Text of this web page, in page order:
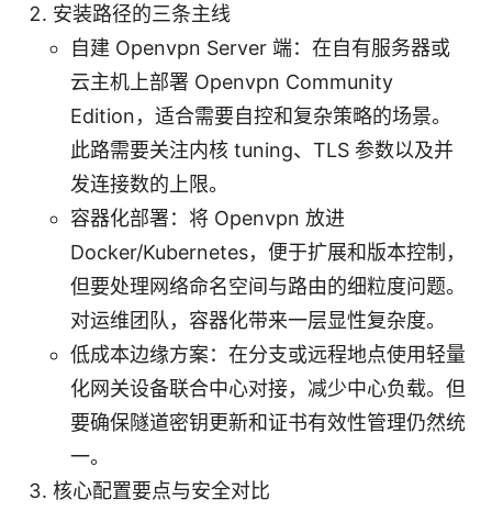
安装路径的三条主线
自建 Openvpn Server 端：在自有服务器或
云主机上部署 Openvpn Community
Edition，适合需要自控和复杂策略的场景。
此路需要关注内核 tuning、TLS 参数以及并
发连接数的上限。
容器化部署：将 Openvpn 放进
Docker/Kubernetes，便于扩展和版本控制，
但要处理网络命名空间与路由的细粒度问题。
对运维团队，容器化带来一层显性复杂度。
低成本边缘方案：在分支或远程地点使用轻量
化网关设备联合中心对接，减少中心负载。但
要确保隧道密钥更新和证书有效性管理仍然统
一。
核心配置要点与安全对比